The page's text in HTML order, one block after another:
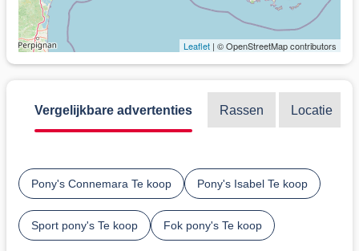
Leaflet | © OpenStreetMap contributors
Vergelijkbare advertenties Rassen Locatie
Pony's Connemara Te koop Pony's Isabel Te koop
Sport pony's Te koop Fok pony's Te koop